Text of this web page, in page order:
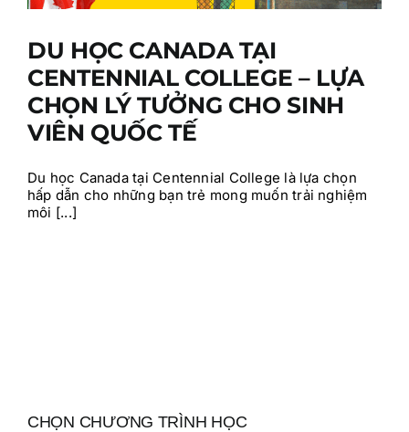
DU HỌC CANADA TẠI
CENTENNIAL COLLEGE – LỰA
CHỌN LÝ TƯỞNG CHO SINH
VIÊN QUỐC TẾ
Du học Canada tại Centennial College là lựa chọn
hấp dẫn cho những bạn trẻ mong muốn trải nghiệm
môi [...]
CHỌN CHƯƠNG TRÌNH HỌC